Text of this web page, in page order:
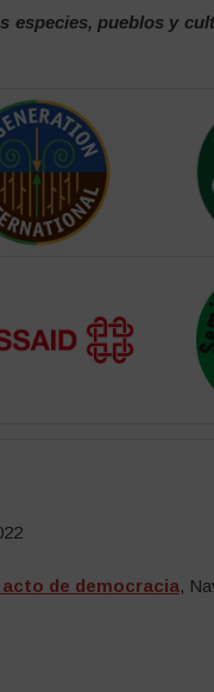
especies, pueblos y
de democracia,